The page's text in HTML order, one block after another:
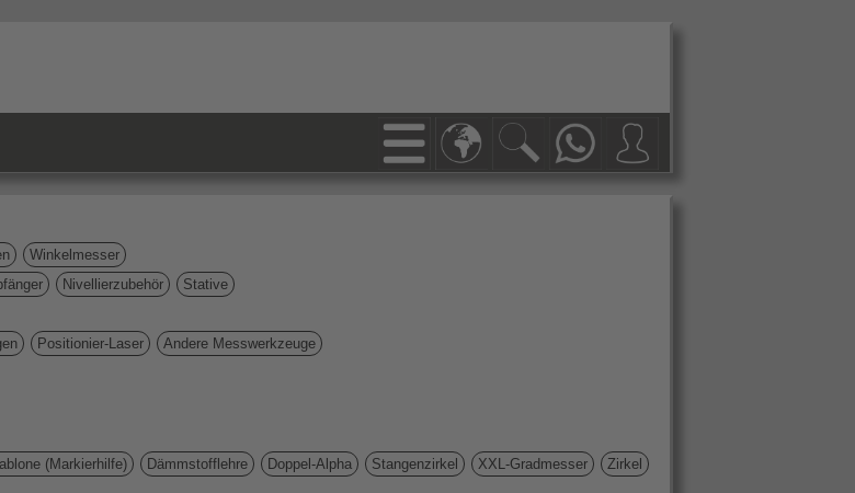
Winkelmesser
Nivellierzubehör
Stative
Positionier-Laser
Andere Messwerkzeuge
(Markierhilfe) Dämmstofflehre Doppel-Alpha Stangenzirkel XXL-Gradmesser Zirkel